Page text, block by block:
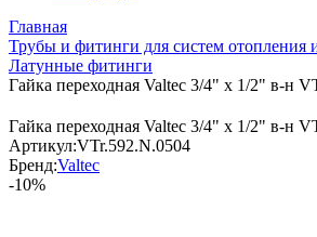
Главная
Трубы и фитинги для систем отопления
Латунные фитинги
Гайка переходная Valtec 3/4" х 1/2" в-н
Гайка переходная Valtec 3/4" х 1/2" в-н
Артикул:VTr.592.N.0504
Бренд:Valtec
-10%